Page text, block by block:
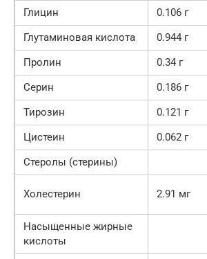
Глицин 0.106 г
Глутаминовая кислота
0.944 г
Пролин
0.34 г
Серин
0.186 г
Тирозин
0.121 г
Цистеин
0.062 г
Стеролы (стерины)
Холестерин 2.91 мг
Насыщенные жирные
кислоты